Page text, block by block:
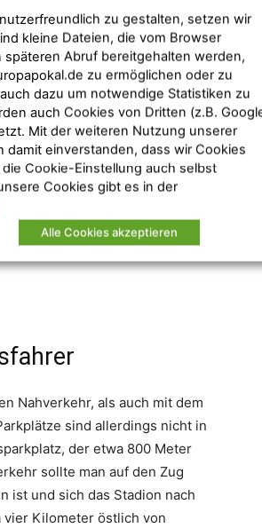
Viktorias „Stadion mesta
wurde 1955 fertiggestellt und
von
und das Stadion bot
Katastrophe im Jahr 2002,
waren nicht mehr
wurde die Doosan-Arena
dürfen sich 11.700 über
Tribüne und
Fußballs gerecht zu
Fußball-Arena und ist nun
Nahverkehr, als auch mit dem
sind allerdings nicht in
der etwa 800 Meter
sollte man auf den Zug
ist und sich das Stadion nach
vier Kilometer östlich von
zu gestalten, setzen wir
kleine Dateien, die vom Browser
Abruf bereitgehalten werden,
zu ermöglichen oder zu
dazu um notwendige Statistiken zu
auch Cookies von Dritten (z.B.
Mit der weiteren Nutzung unserer
damit einverstanden, dass wir Cookies
Cookie-Einstellung auch selbst
Cookies gibt es in der
Alle Cookies akzeptieren